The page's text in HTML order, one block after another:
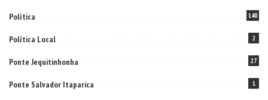
Política 140
Política Local 2
Ponte Jequitinhonha 27
Ponte Salvador Itaparica 1